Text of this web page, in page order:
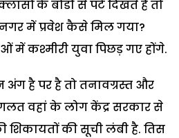
के बोर्डों से पटे दिखते हैं तो
में प्रवेश कैसे मिल गया?
में कश्मीरी युवा पिछड़ गए होंगे.
अंग है पर है तो तनावग्रस्त और
वहां के लोग केंद्र सरकार से
शिकायतों की सूची लंबी है. तिस